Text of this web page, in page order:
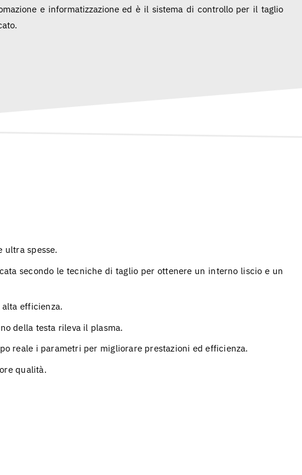
e informatizzazione ed è il sistema di controllo per il taglio
ultra spesse.
secondo le tecniche di taglio per ottenere un interno liscio e un
efficienza.
della testa rileva il plasma.
reale i parametri per migliorare prestazioni ed efficienza.
qualità.